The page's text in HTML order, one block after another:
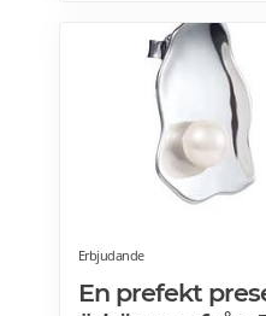
pensionärsrabatter
Erbjudande
En prefekt